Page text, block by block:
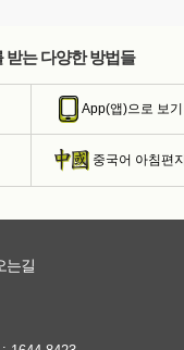
받는 다양한 방법들
App(앱)으로 보기
중국어 아침편지
는길